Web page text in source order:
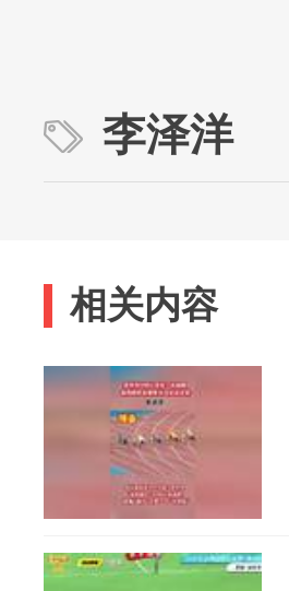
李泽洋
相关内容